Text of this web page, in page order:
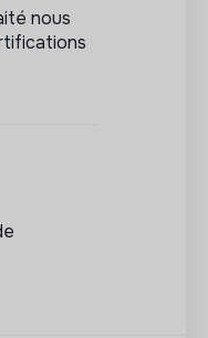
nous